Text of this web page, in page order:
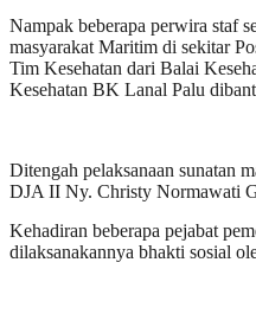
Nampak beberapa perwira staf
masyarakat Maritim di sekitar
Tim Kesehatan dari Balai
Kesehatan BK Lanal Palu
Ditengah pelaksanaan sunatan
DJA II Ny. Christy Normawati
Kehadiran beberapa pejabat
dilaksanakannya bhakti sosial